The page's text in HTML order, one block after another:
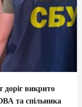
доріг викрито
та спільника